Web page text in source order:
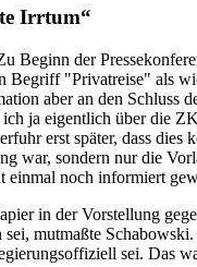
Irrtum“
Beginn der
Begriff "Privatreise" als
aber an den Schluss
ja eigentlich über die
erst später, dass dies
war, sondern nur die
einmal noch informiert
in der Vorstellung
sei, mutmaßte
sei. Das